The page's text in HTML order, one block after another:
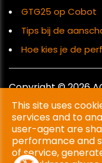
GTG25 op Cobot
Tips bij de
Hoe kies je de
Copyright © 2026
Privacy & Cookies|
This site uses
services and to
user-agent are
performance and
of service,